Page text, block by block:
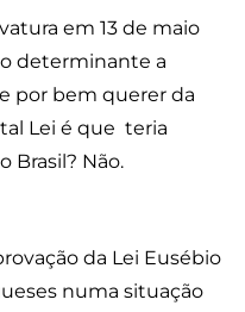
em 13 de maio
determinante a
por bem querer da
Lei é que teria
Brasil? Não.
da Lei Eusébio
numa situação